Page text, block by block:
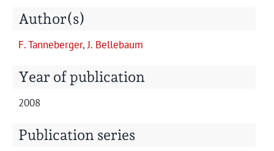
Author(s)
F. Tan­neberg­er,J. Belle­baum
Year of publication
2008
Publication series